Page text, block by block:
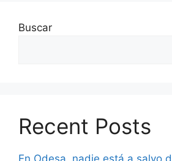
Buscar
Recent Posts